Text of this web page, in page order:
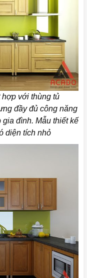
với thùng tủ
đầy đủ công năng
đình. Mẫu thiết kế
diện tích nhỏ